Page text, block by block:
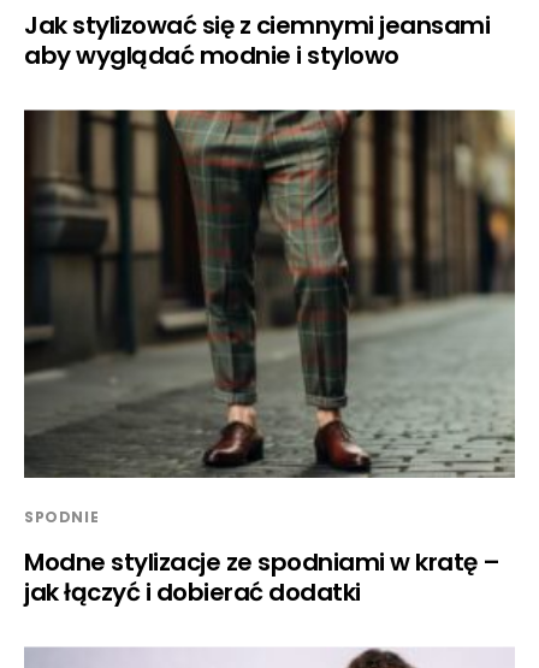
Jak stylizować się z ciemnymi jeansami
aby wyglądać modnie i stylowo
SPODNIE
Modne stylizacje ze spodniami w kratę –
jak łączyć i dobierać dodatki